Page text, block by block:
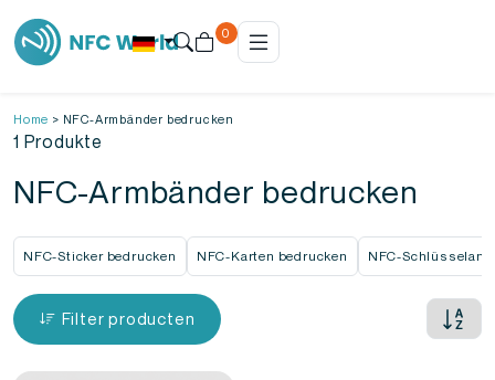
0
Home > NFC-Armbänder bedrucken
1 Produkte
NFC-Armbänder bedrucken
NFC-Sticker bedrucken NFC-Karten bedrucken NFC-
Filter producten